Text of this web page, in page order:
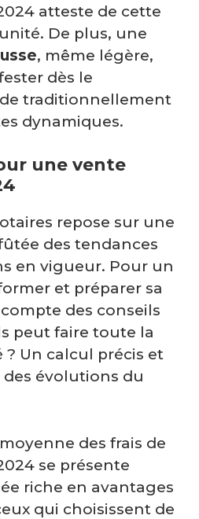
atteste de cette
De plus, une
, même légère,
dès le
traditionnellement
dynamiques.
une vente
repose sur une
des tendances
en vigueur. Pour un
et préparer sa
des conseils
peut faire toute la
? Un calcul précis et
évolutions du
des frais de
se présente
riche en avantages
qui choisissent de